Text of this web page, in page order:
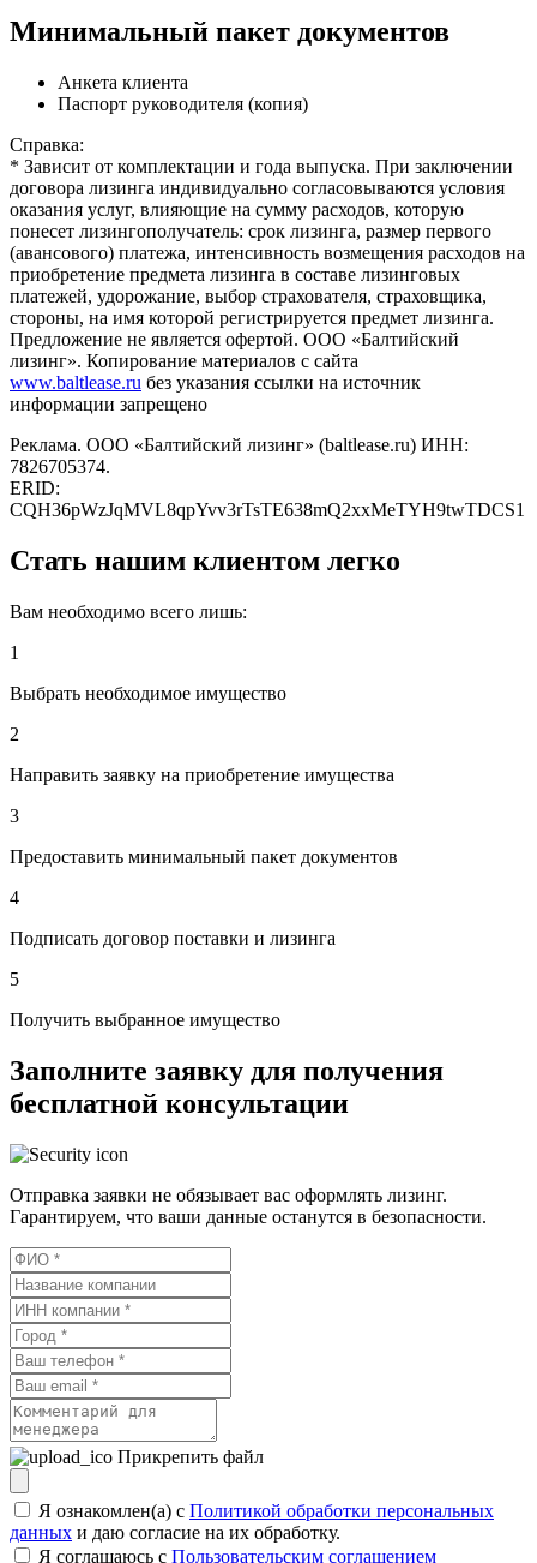
Минимальный пакет документов
Анкета клиента
Паспорт руководителя (копия)
Справка:
* Зависит от комплектации и года выпуска. При заключении
договора лизинга индивидуально согласовываются условия
оказания услуг, влияющие на сумму расходов, которую
понесет лизингополучатель: срок лизинга, размер первого
(авансового) платежа, интенсивность возмещения расходов на
приобретение предмета лизинга в составе лизинговых
платежей, удорожание, выбор страхователя, страховщика,
стороны, на имя которой регистрируется предмет лизинга.
Предложение не является офертой. ООО «Балтийский
лизинг». Копирование материалов с сайта
www.baltlease.ru без указания ссылки на источник
информации запрещено
Реклама. ООО «Балтийский лизинг» (baltlease.ru) ИНН:
7826705374.
ERID:
CQH36pWzJqMVL8qpYvv3rTsTE638mQ2xxMeTYH9twTDCS1
Стать нашим клиентом легко
Вам необходимо всего лишь:
1
Выбрать необходимое имущество
2
Направить заявку на приобретение имущества
3
Предоставить минимальный пакет документов
4
Подписать договор поставки и лизинга
5
Получить выбранное имущество
Заполните заявку для получения
бесплатной консультации
Отправка заявки не обязывает вас оформлять лизинг.
Гарантируем, что ваши данные останутся в безопасности.
Прикрепить файл
Я ознакомлен(а) с Политикой обработки персональных
данных и даю согласие на их обработку.
Я соглашаюсь c Пользовательским соглашением